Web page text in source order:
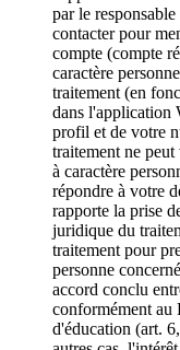
par le
contacter pour
compte (compte
caractère
traitement (en
dans l'application
profil et de votre
traitement ne
à caractère
répondre à votre
rapporte la prise
juridique du
traitement pour
personne
accord conclu
conformément au
d'éducation (art.